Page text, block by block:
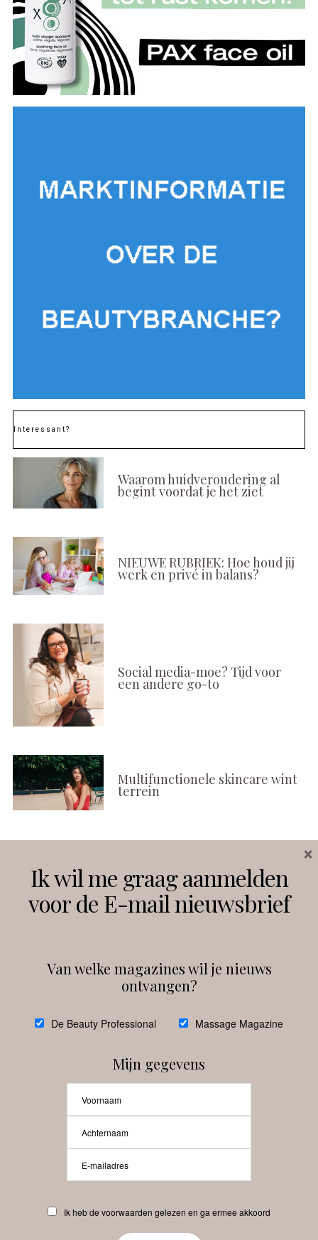
Interessant?
Waarom huidveroudering al
begint voordat je het ziet
NIEUWE RUBRIEK: Hoe houd jij
werk en privé in balans?
Social media-moe? Tijd voor
een andere go-to
Multifunctionele skincare wint
terrein
Instagram Facebook
debeautyprofessional
Beauty-Pro.nl
Abonneren Contact
Ik wil me graag aanmelden
voor de E-mail nieuwsbrief
Van welke magazines wil je nieuws
ontvangen?
De Beauty Professional Massage Magazine
Mijn gegevens
Ik heb de voorwaarden gelezen en ga ermee akkoord
×